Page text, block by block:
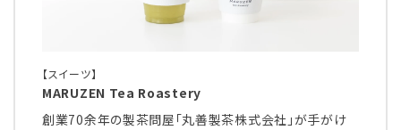
【スイーツ】
MARUZEN Tea Roastery
創業70余年の製茶問屋「丸善製茶株式会社」が手がけ